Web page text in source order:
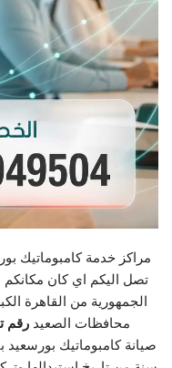
مراكز خدمة كامبوماتيك
تصل اليكم اي كان
الجمهورية من القاهرة
محافظات الصعيد رقم
صيانة كامبوماتيك بورسعيد